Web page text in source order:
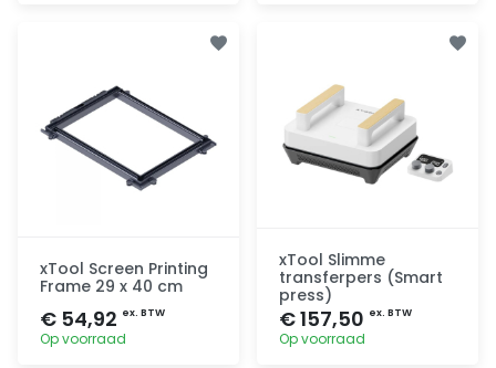
xTool Screen Printing
Frame 29 x 40 cm
€ 54,92 ex. BTW
Op voorraad
xTool Slimme
transferpers (Smart
press)
€ 157,50 ex. BTW
Op voorraad